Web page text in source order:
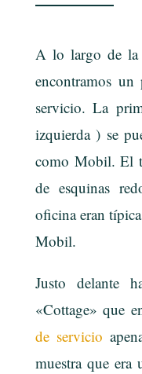
A lo largo de la
encontramos
servicio. La
izquierda ) se
como Mobil. El
de esquinas
oficina eran
Mobil.
Justo delante
«Cottage» que
de servicio
muestra que era